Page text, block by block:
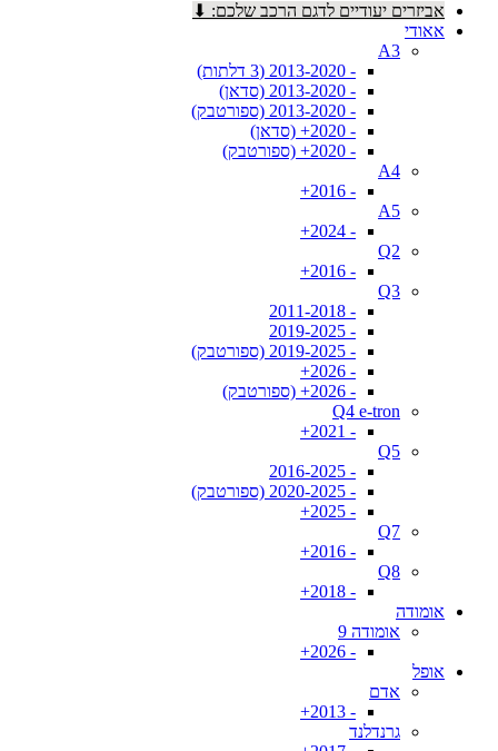
אביזרים יעודיים לדגם הרכב שלכם: ⬇
אאודי
A3
- 2013-2020 (3 דלתות)
- 2013-2020 (סדאן)
- 2013-2020 (ספורטבק)
- 2020+ (סדאן)
- 2020+ (ספורטבק)
A4
- 2016+
A5
- 2024+
Q2
- 2016+
Q3
- 2011-2018
- 2019-2025
- 2019-2025 (ספורטבק)
- 2026+
- 2026+ (ספורטבק)
Q4 e-tron
- 2021+
Q5
- 2016-2025
- 2020-2025 (ספורטבק)
- 2025+
Q7
- 2016+
Q8
- 2018+
אומודה
אומודה 9
- 2026+
אופל
אדם
- 2013+
גרנדלנד